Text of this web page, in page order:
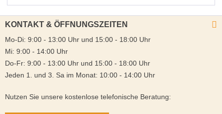
KONTAKT & ÖFFNUNGSZEITEN
Mo-Di: 9:00 - 13:00 Uhr und 15:00 - 18:00 Uhr
Mi: 9:00 - 14:00 Uhr
Do-Fr: 9:00 - 13:00 Uhr und 15:00 - 18:00 Uhr
Jeden 1. und 3. Sa im Monat: 10:00 - 14:00 Uhr
Nutzen Sie unsere kostenlose telefonische Beratung: